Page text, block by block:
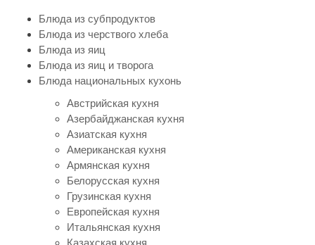
Блюда из субпродуктов
Блюда из черствого хлеба
Блюда из яиц
Блюда из яиц и творога
Блюда национальных кухонь
Австрийская кухня
Азербайджанская кухня
Азиатская кухня
Американская кухня
Армянская кухня
Белорусская кухня
Грузинская кухня
Европейская кухня
Итальянская кухня
Казахская кухня